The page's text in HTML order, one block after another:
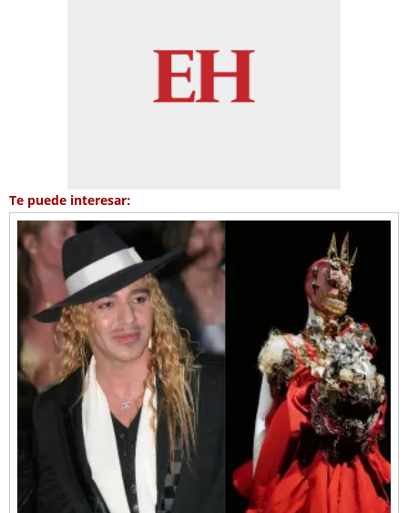
Te puede interesar: